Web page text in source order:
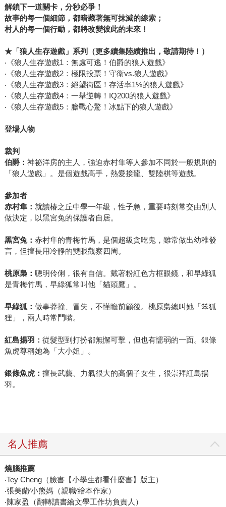
解鎖下一道關卡，分秒必爭！
故事的每一個細節，都暗藏著無可抹滅的線索；
村人的每一個行動，都將改變彼此的未來！
★「狼人生存遊戲」系列
（更多續集陸續推出，敬請期待！）
‧《狼人生存遊戲1：無處可逃！伯爵的狼人遊戲》
‧《狼人生存遊戲2：極限投票！守衛vs.狼人遊戲》
‧《狼人生存遊戲3：絕望街區！存活率1%的狼人遊戲》
‧《狼人生存遊戲4：一舉逆轉！IQ200的狼人遊戲》
‧《狼人生存遊戲5：膽戰心驚！冰點下的狼人遊戲》
登場人物
裁判
伯爵： 神祕洋房的主人，強迫赤村隼等人參加不同於一般規則的
「狼人遊戲」。是個遊戲高手，熱愛接龍、雙陸棋等遊戲。
參加者
赤村隼： 就讀椿之丘中學一年級，性子急，重要時刻常交由別人
做決定，以黑宮兔的保護者自居。
黑宮兔： 赤村隼的青梅竹馬，是個超級貪吃鬼，雖常做出幼稚發
言，但擅長用冷靜的雙眼觀察四周。
桃原梟： 聰明伶俐，很有自信。戴著粉紅色方框眼鏡，和早綠狐
是青梅竹馬，早綠狐常叫他「貓頭鷹」。
早綠狐： 做事莽撞、冒失，不懂瞻前顧後。桃原梟總叫她「笨狐
狸」，兩人時常鬥嘴。
紅島揚羽： 從髮型到打扮都無懈可擊，但也有懦弱的一面。銀條
魚虎尊稱她為「大小姐」。
銀條魚虎： 擅長武藝、力氣很大的高個子女生，很崇拜紅島揚
羽。
名人推薦
燒腦推薦
‧Tey Cheng（臉書【小學生都看什麼書】版主）
‧張美蘭∕小熊媽（親職∕繪本作家）
‧陳家盈（翻轉讀書繪文學工作坊負責人）